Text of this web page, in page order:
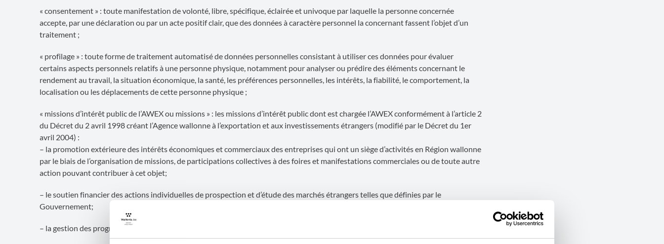
« consentement » : toute manifestation de volonté, libre, spécifique, éclairée et univoque par laquelle la personne concernée
accepte, par une déclaration ou par un acte positif clair, que des données à caractère personnel la concernant fassent l’objet d’un
traitement ;
« profilage » : toute forme de traitement automatisé de données personnelles consistant à utiliser ces données pour évaluer
certains aspects personnels relatifs à une personne physique, notamment pour analyser ou prédire des éléments concernant le
rendement au travail, la situation économique, la santé, les préférences personnelles, les intérêts, la fiabilité, le comportement, la
localisation ou les déplacements de cette personne physique ;
« missions d’intérêt public de l’AWEX ou missions » : les missions d’intérêt public dont est chargée l’AWEX conformément à l’article 2
du Décret du 2 avril 1998 créant l’Agence wallonne à l’exportation et aux investissements étrangers (modifié par le Décret du 1er
avril 2004) :
– la promotion extérieure des intérêts économiques et commerciaux des entreprises qui ont un siège d’activités en Région wallonne
par le biais de l’organisation de missions, de participations collectives à des foires et manifestations commerciales ou de toute autre
action pouvant contribuer à cet objet;
– le soutien financier des actions individuelles de prospection et d’étude des marchés étrangers telles que définies par le
Gouvernement;
– la gestion des programmes spéciaux de soutien au commerce extérieur;